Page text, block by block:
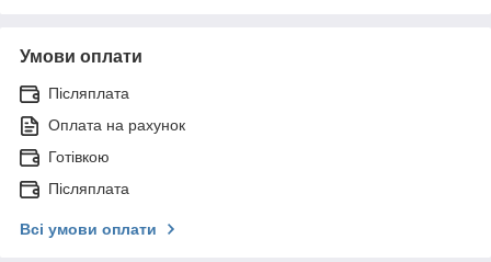
Умови оплати
Післяплата
Оплата на рахунок
Готівкою
Післяплата
Всі умови оплати